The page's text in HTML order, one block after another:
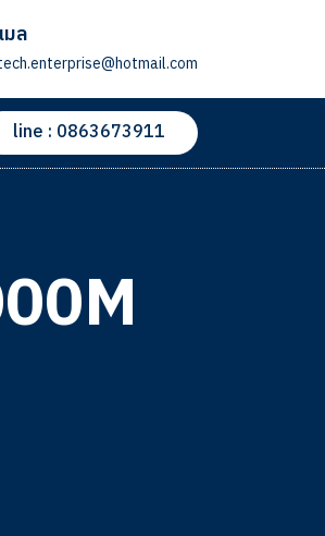
มล
line : 0863673911